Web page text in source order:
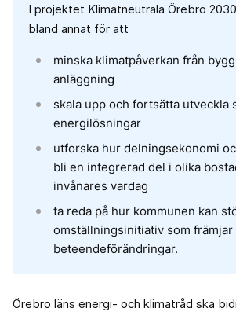
I projektet Klimatneutrala Örebro
bland annat för att
minska klimatpåverkan från
anläggning
skala upp och fortsätta utveckla
energilösningar
utforska hur delningsekonomi
bli en integrerad del i olika
invånares vardag
ta reda på hur kommunen kan
omställningsinitiativ som främjar
beteendeförändringar.
Örebro läns energi- och klimatråd ska